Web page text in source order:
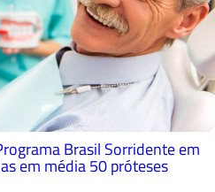
Brasil Sorridente em
em média 50 próteses